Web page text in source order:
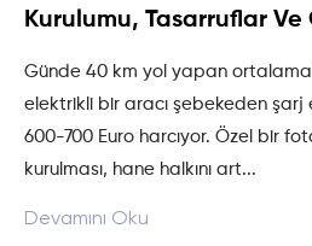
Kurulumu, Tasarruflar
Günde 40 km yol yapan ortalama
elektrikli bir aracı şebekeden şarj
600-700 Euro harcıyor. Özel bir
kurulması, hane halkını art...
Devamını Oku